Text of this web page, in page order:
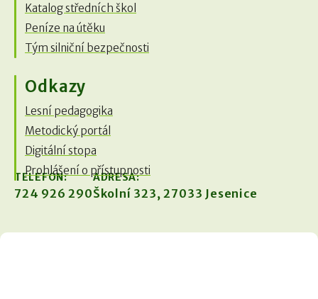
Katalog středních škol
Peníze na útěku
Tým silniční bezpečnosti
Odkazy
Lesní pedagogika
Metodický portál
Digitální stopa
Prohlášení o přístupnosti
TELEFON:
724 926 290
ADRESA:
Školní 323, 27033 Jesenice